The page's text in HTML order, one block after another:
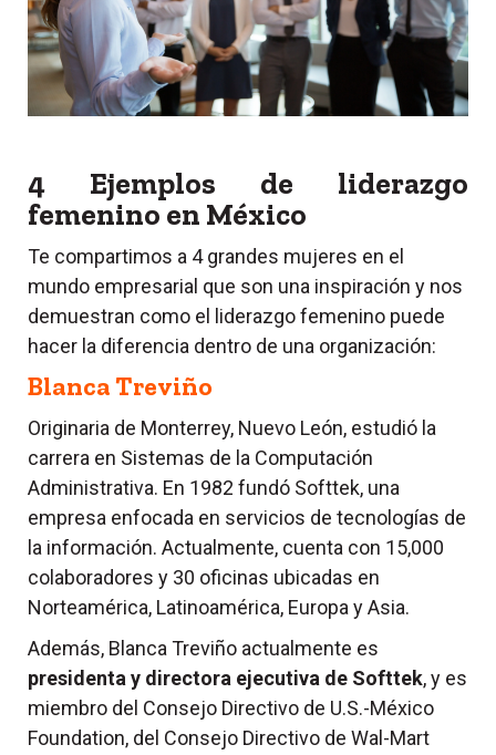
4 Ejemplos de liderazgo
femenino en México
Te compartimos a 4 grandes mujeres en el
mundo empresarial que son una inspiración y nos
demuestran como el liderazgo femenino puede
hacer la diferencia dentro de una organización:
Blanca Treviño
Originaria de Monterrey, Nuevo León, estudió la
carrera en Sistemas de la Computación
Administrativa. En 1982 fundó Softtek, una
empresa enfocada en servicios de tecnologías de
la información. Actualmente, cuenta con 15,000
colaboradores y 30 oficinas ubicadas en
Norteamérica, Latinoamérica, Europa y Asia.
Además, Blanca Treviño actualmente es
presidenta y directora ejecutiva de Softtek, y es
miembro del Consejo Directivo de U.S.-México
Foundation, del Consejo Directivo de Wal-Mart